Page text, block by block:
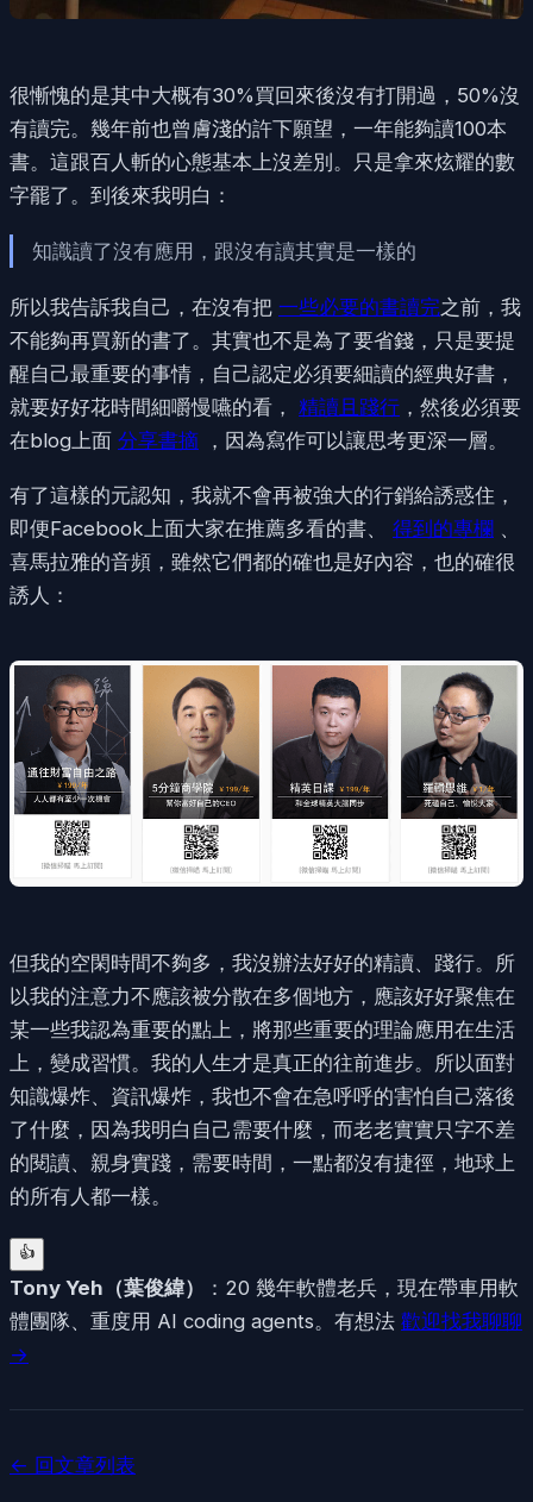
很慚愧的是其中大概有30%買回來後沒有打開過，50%沒
有讀完。幾年前也曾膚淺的許下願望，一年能夠讀100本
書。這跟百人斬的心態基本上沒差別。只是拿來炫耀的數
字罷了。到後來我明白：
知識讀了沒有應用，跟沒有讀其實是一樣的
所以我告訴我自己，在沒有把 一些必要的書讀完之前，我
不能夠再買新的書了。其實也不是為了要省錢，只是要提
醒自己最重要的事情，自己認定必須要細讀的經典好書，
就要好好花時間細嚼慢嚥的看， 精讀且踐行 ，然後必須要
在blog上面 分享書摘 ，因為寫作可以讓思考更深一層。
有了這樣的元認知，我就不會再被強大的行銷給誘惑住，
即便Facebook上面大家在推薦多看的書、 得到的專欄 、
喜馬拉雅的音頻，雖然它們都的確也是好內容，也的確很
誘人：
但我的空閑時間不夠多，我沒辦法好好的精讀、踐行。所
以我的注意力不應該被分散在多個地方，應該好好聚焦在
某一些我認為重要的點上，將那些重要的理論應用在生活
上，變成習慣。我的人生才是真正的往前進步。所以面對
知識爆炸、資訊爆炸，我也不會在急呼呼的害怕自己落後
了什麼，因為我明白自己需要什麼，而老老實實只字不差
的閱讀、親身實踐，需要時間，一點都沒有捷徑，地球上
的所有人都一樣。
👍
Tony Yeh （葉俊緯）
：20 幾年軟體老兵，現在帶車用軟
體團隊、重度用 AI coding agents。有想法 歡迎找我聊聊
→
← 回文章列表